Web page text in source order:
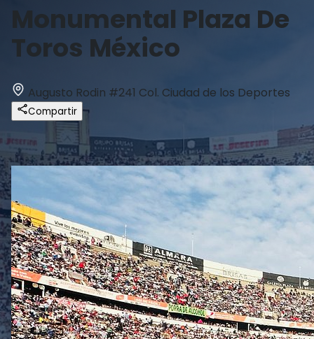
Monumental Plaza De
Toros México
Augusto Rodin #241 Col. Ciudad de los Deportes
Compartir